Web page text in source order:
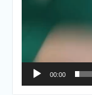
00:00